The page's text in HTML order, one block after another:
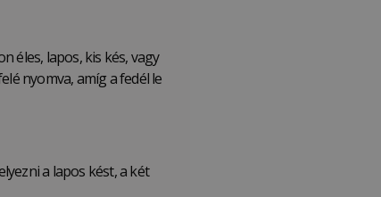
éles, lapos, kis kés, vagy
nyomva, amíg a fedél le
a lapos kést, a két